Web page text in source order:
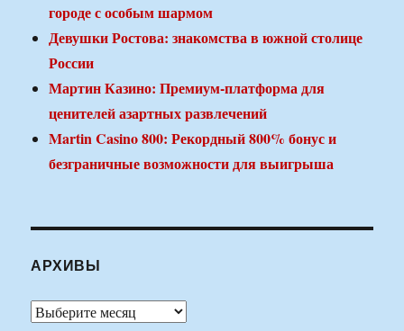
городе с особым шармом
Девушки Ростова: знакомства в южной столице
России
Мартин Казино: Премиум-платформа для
ценителей азартных развлечений
Martin Casino 800: Рекордный 800% бонус и
безграничные возможности для выигрыша
АРХИВЫ
Архивы